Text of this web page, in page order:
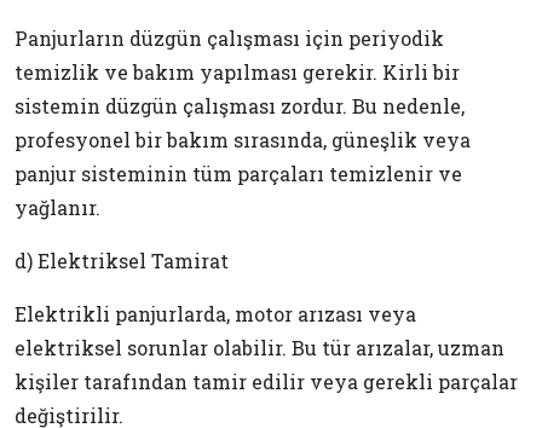
Panjurların düzgün çalışması için periyodik
temizlik ve bakım yapılması gerekir. Kirli bir
sistemin düzgün çalışması zordur. Bu nedenle,
profesyonel bir bakım sırasında, güneşlik veya
panjur sisteminin tüm parçaları temizlenir ve
yağlanır.
d) Elektriksel Tamirat
Elektrikli panjurlarda, motor arızası veya
elektriksel sorunlar olabilir. Bu tür arızalar, uzman
kişiler tarafından tamir edilir veya gerekli parçalar
değiştirilir.